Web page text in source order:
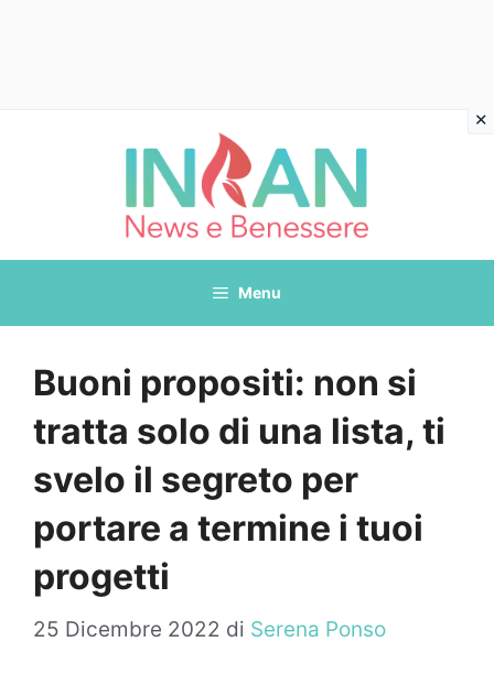
Menu
Buoni propositi: non si
tratta solo di una lista, ti
svelo il segreto per
portare a termine i tuoi
progetti
25 Dicembre 2022 di Serena Ponso